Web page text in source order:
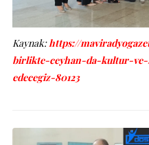
Kaynak:https://
birlikte-ceyhan-da-kultur-ve-
edecegiz-80123